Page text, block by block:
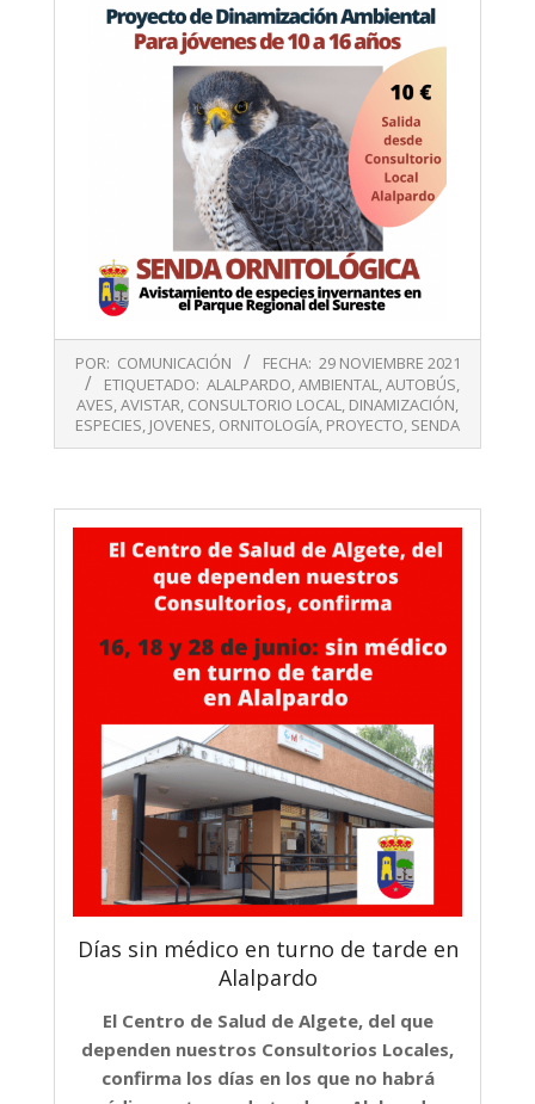
11-
POR: COMUNICACIÓN FECHA: 29 NOVIEMBRE 2021
ETIQUETADO: ALALPARDO,AMBIENTAL,AUTOBÚS,
AVES,AVISTAR, CONSULTORIO LOCAL, DINAMIZACIÓN,
ESPECIES, JOVENES, ORNITOLOGÍA, PROYECTO, SENDA
Días sin médico en turno de tarde en
Alalpardo
El Centro de Salud de Algete, del que
dependen nuestros Consultorios Locales,
confirma los días en los que no habrá